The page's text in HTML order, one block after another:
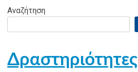
Αναζήτηση
Δραστηριότητες